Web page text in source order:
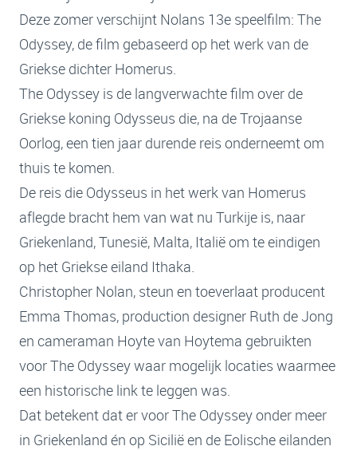
Deze zomer verschijnt Nolans 13e speelfilm: The
Odyssey, de film gebaseerd op het werk van de
Griekse dichter Homerus.
The Odyssey is de langverwachte film over de
Griekse koning Odysseus die, na de Trojaanse
Oorlog, een tien jaar durende reis onderneemt om
thuis te komen.
De reis die Odysseus in het werk van Homerus
aflegde bracht hem van wat nu Turkije is, naar
Griekenland, Tunesië, Malta, Italië om te eindigen
op het Griekse eiland Ithaka.
Christopher Nolan, steun en toeverlaat producent
Emma Thomas, production designer Ruth de Jong
en cameraman Hoyte van Hoytema gebruikten
voor The Odyssey waar mogelijk locaties waarmee
een historische link te leggen was.
Dat betekent dat er voor The Odyssey onder meer
in Griekenland én op Sicilië en de Eolische eilanden